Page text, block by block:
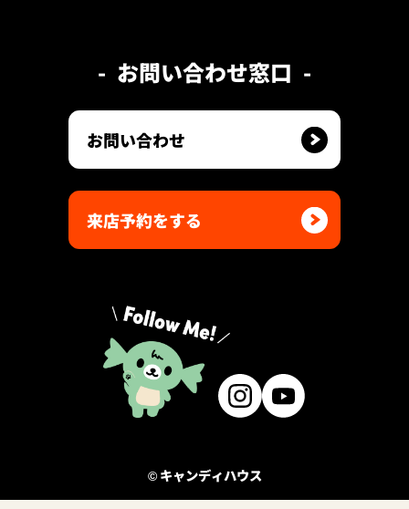
お問い合わせ窓口
お問い合わせ
来店予約をする
© キャンディハウス